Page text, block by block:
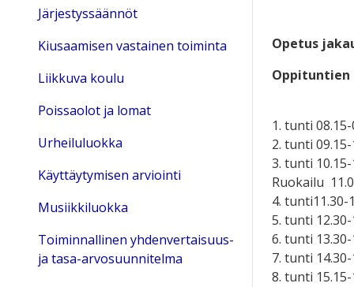
Opetus
Oppituntien
1. tunti
2. tunti
3. tunti 10.15-
Ruokailu
4. tunti11.30-
5. tunti 12.30-
6. tunti 13.30-
7. tunti
8. tunti 15.15-
Järjestyssäännöt
Kiusaamisen vastainen toiminta
Liikkuva koulu
Poissaolot ja lomat
Urheiluluokka
Käyttäytymisen arviointi
Musiikkiluokka
Toiminnallinen yhdenvertaisuus-
ja tasa-arvosuunnitelma